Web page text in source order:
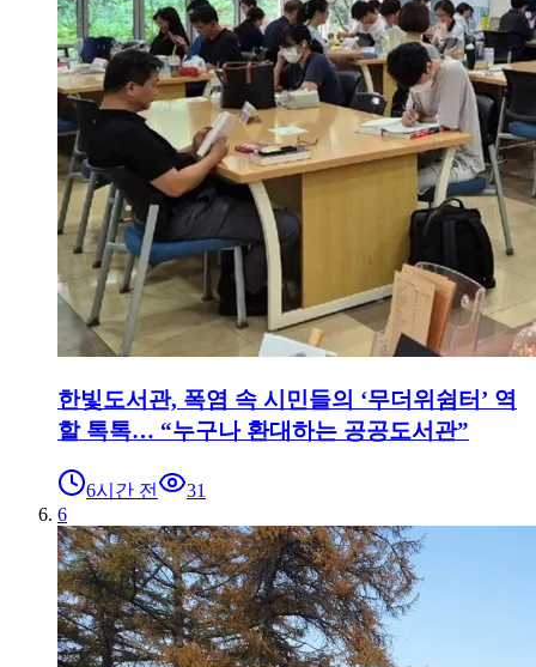
한빛도서관, 폭염 속 시민들의 ‘무더위쉼터’ 역
할 톡톡… “누구나 환대하는 공공도서관”
6시간 전
31
6